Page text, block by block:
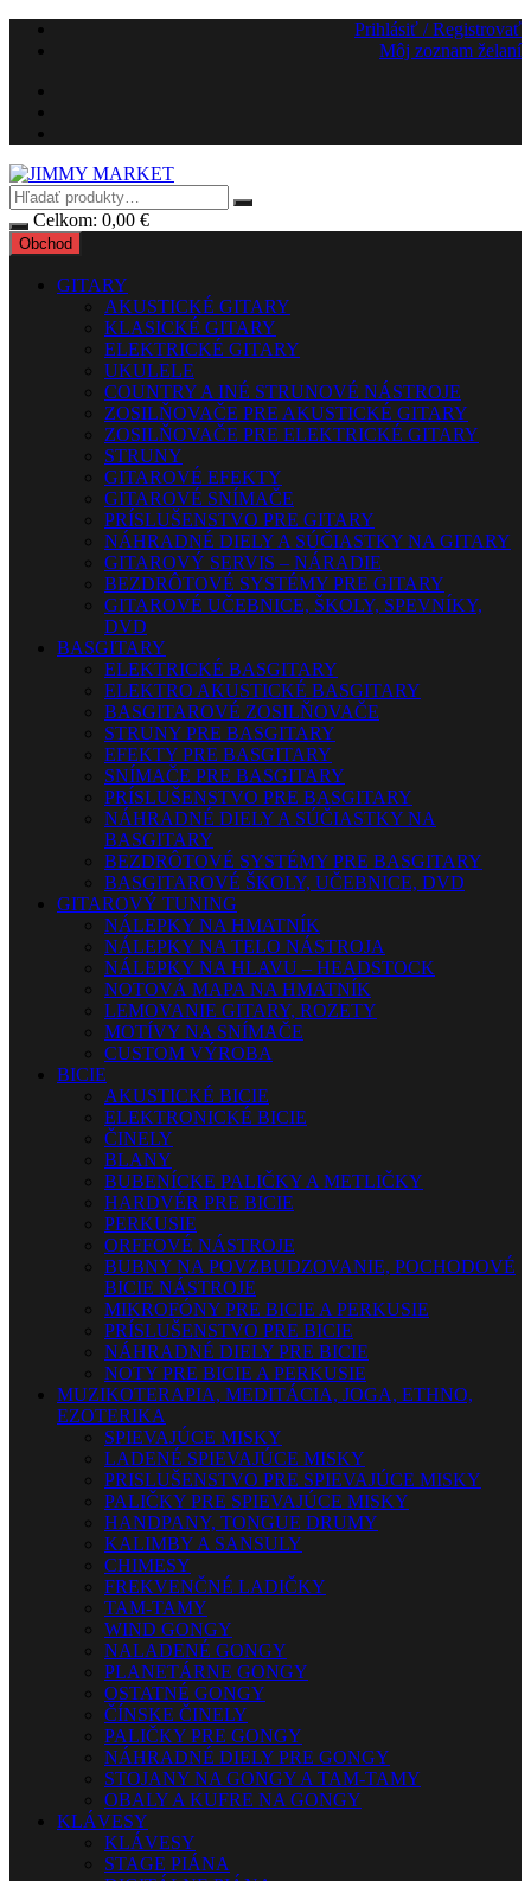
Preskočiť
Prihlásiť / Registrovať
Môj zoznam želaní
Celkom: 0,00 €
Obchod
GITARY
AKUSTICKÉ GITARY
KLASICKÉ GITARY
ELEKTRICKÉ GITARY
UKULELE
COUNTRY A INÉ STRUNOVÉ NÁSTROJE
ZOSILŇOVAČE PRE AKUSTICKÉ GITARY
ZOSILŇOVAČE PRE ELEKTRICKÉ GITARY
STRUNY
GITAROVÉ EFEKTY
GITAROVÉ SNÍMAČE
PRÍSLUŠENSTVO PRE GITARY
NÁHRADNÉ DIELY A SÚČIASTKY NA GITARY
GITAROVÝ SERVIS – NÁRADIE
BEZDRÔTOVÉ SYSTÉMY PRE GITARY
GITAROVÉ UČEBNICE, ŠKOLY, SPEVNÍKY,
DVD
BASGITARY
ELEKTRICKÉ BASGITARY
ELEKTRO AKUSTICKÉ BASGITARY
BASGITAROVÉ ZOSILŇOVAČE
STRUNY PRE BASGITARY
EFEKTY PRE BASGITARY
SNÍMAČE PRE BASGITARY
PRÍSLUŠENSTVO PRE BASGITARY
NÁHRADNÉ DIELY A SÚČIASTKY NA
BASGITARY
BEZDRÔTOVÉ SYSTÉMY PRE BASGITARY
BASGITAROVÉ ŠKOLY, UČEBNICE, DVD
GITAROVÝ TUNING
NÁLEPKY NA HMATNÍK
NÁLEPKY NA TELO NÁSTROJA
NÁLEPKY NA HLAVU – HEADSTOCK
NOTOVÁ MAPA NA HMATNÍK
LEMOVANIE GITARY, ROZETY
MOTÍVY NA SNÍMAČE
CUSTOM VÝROBA
BICIE
AKUSTICKÉ BICIE
ELEKTRONICKÉ BICIE
ČINELY
BLANY
BUBENÍCKE PALIČKY A METLIČKY
HARDVÉR PRE BICIE
PERKUSIE
ORFFOVÉ NÁSTROJE
BUBNY NA POVZBUDZOVANIE, POCHODOVÉ
BICIE NÁSTROJE
MIKROFÓNY PRE BICIE A PERKUSIE
PRÍSLUŠENSTVO PRE BICIE
NÁHRADNÉ DIELY PRE BICIE
NOTY PRE BICIE A PERKUSIE
MUZIKOTERAPIA, MEDITÁCIA, JOGA, ETHNO,
EZOTERIKA
SPIEVAJÚCE MISKY
LADENÉ SPIEVAJÚCE MISKY
PRISLUŠENSTVO PRE SPIEVAJÚCE MISKY
PALIČKY PRE SPIEVAJÚCE MISKY
HANDPANY, TONGUE DRUMY
KALIMBY A SANSULY
CHIMESY
FREKVENČNÉ LADIČKY
TAM-TAMY
WIND GONGY
NALADENÉ GONGY
PLANETÁRNE GONGY
OSTATNÉ GONGY
ČÍNSKE ČINELY
PALIČKY PRE GONGY
NÁHRADNÉ DIELY PRE GONGY
STOJANY NA GONGY A TAM-TAMY
OBALY A KUFRE NA GONGY
KLÁVESY
KLÁVESY
STAGE PIÁNA